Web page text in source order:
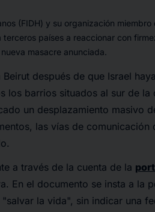
(FIDH) y su organización miembro
países a reaccionar con
masacre anunciada.
Beirut después de que Israel
los barrios situados al sur de la
un desplazamiento masivo
las vías de comunicación
a través de la cuenta de la
En el documento se insta a la
"salvar la vida", sin indicar una